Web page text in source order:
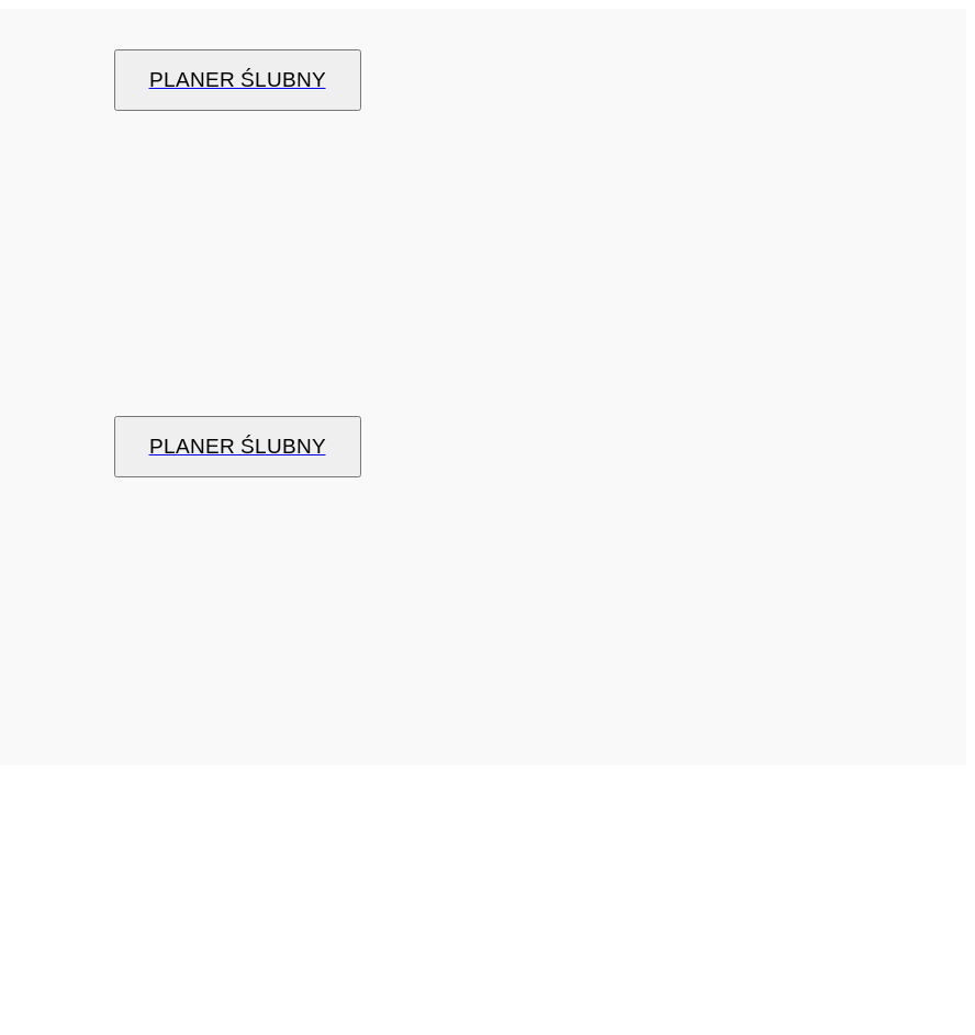
PLANER ŚLUBNY
PLANER ŚLUBNY